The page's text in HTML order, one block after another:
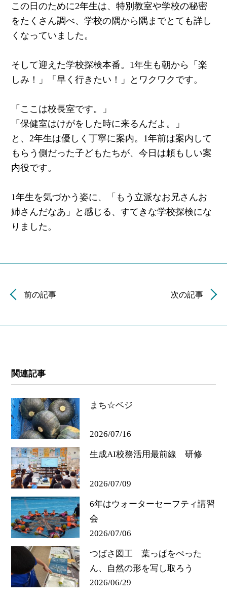
この日のために2年生は、特別教室や学校の秘密
をたくさん調べ、学校の隅から隅までとても詳し
くなっていました。
そして迎えた学校探検本番。1年生も朝から「楽
しみ！」「早く行きたい！」とワクワクです。
「ここは校長室です。」
「保健室はけがをした時に来るんだよ。」
と、2年生は優しく丁寧に案内。1年前は案内して
もらう側だった子どもたちが、今日は頼もしい案
内役です。
1年生を気づかう姿に、「もう立派なお兄さんお
姉さんだなあ」と感じる、すてきな学校探検にな
りました。
前の記事 次の記事
関連記事
まち☆ベジ
2026/07/16
生成AI校務活用最前線 研修
2026/07/09
6年はウォーターセーフティ講習
会
2026/07/06
つばさ図工 葉っぱをぺった
ん、自然の形を写し取ろう
2026/06/29